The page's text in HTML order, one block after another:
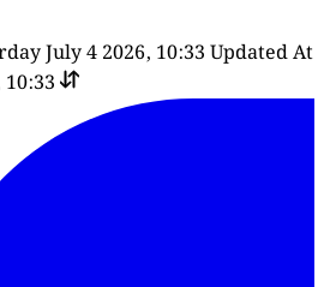
July 4 2026, 10:33 Updated At